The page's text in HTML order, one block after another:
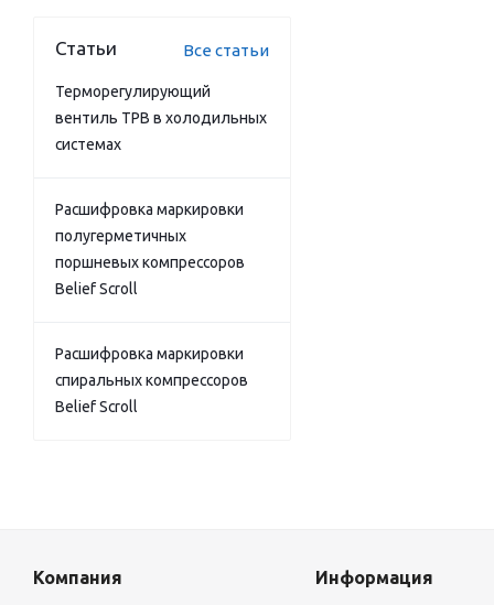
Статьи Все статьи
Терморегулирующий
вентиль ТРВ в холодильных
системах
Расшифровка маркировки
полугерметичных
поршневых компрессоров
Belief Scroll
Расшифровка маркировки
спиральных компрессоров
Belief Scroll
Компания Информация